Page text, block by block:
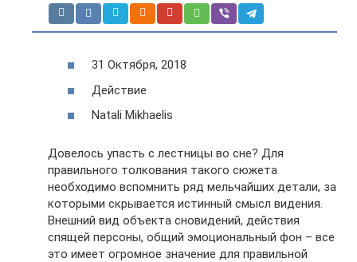
31 Октября, 2018
Действие
Natali Mikhaelis
Довелось упасть с лестницы во сне? Для
правильного толкования такого сюжета
необходимо вспомнить ряд мельчайших детали, за
которыми скрывается истинный смысл видения.
Внешний вид объекта сновидений, действия
спящей персоны, общий эмоциональный фон – все
это имеет огромное значение для правильной